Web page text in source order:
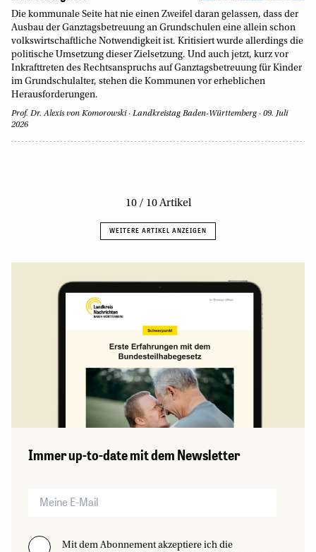
Die kommunale Seite hat nie einen Zweifel daran gelassen, dass der
Ausbau der Ganztagsbetreuung an Grundschulen eine allein schon
volkswirtschaftliche Notwendigkeit ist. Kritisiert wurde allerdings die
politische Umsetzung dieser Zielsetzung. Und auch jetzt, kurz vor
Inkrafttreten des Rechtsanspruchs auf Ganztagsbetreuung für Kinder
im Grundschulalter, stehen die Kommunen vor erheblichen
Herausforderungen.
Prof. Dr. Alexis von Komorowski Landkreistag Baden-Württemberg
09. Juli
2026
Immer up-to-date mit dem Newsletter
Mit dem Abonnement akzeptiere ich die